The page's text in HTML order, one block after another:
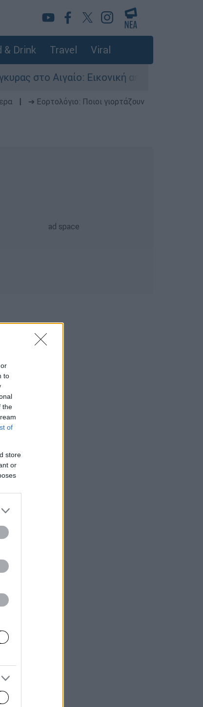
to
the
of
store
or
& Drink Travel Viral
Αιγαίο: Εικονική αερομαχία ανάμεσα σε
➔ Εορτολόγιο: Ποιοι γιορτάζουν